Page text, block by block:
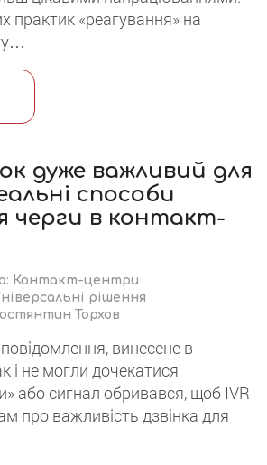
практик «реагування» на
дуже важливий для
способи
черги в контакт-
Контакт-центри
рішення
Торхов
винесене в
і не могли дочекатися
або сигнал обривався, щоб IVR
про важливість дзвінка для